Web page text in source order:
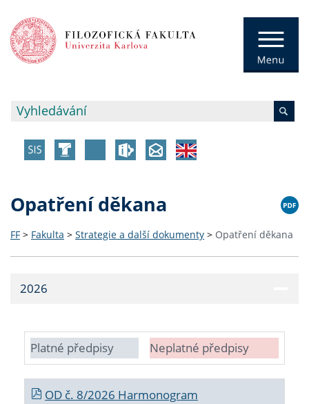
Opatření děkana
FF > Fakulta > Strategie a další dokumenty > Opatření děkana
2026
Platné předpisy Neplatné předpisy
OD č. 8/2026 Harmonogram